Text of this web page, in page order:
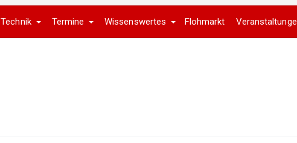
Technik Termine Wissenswertes Flohmarkt